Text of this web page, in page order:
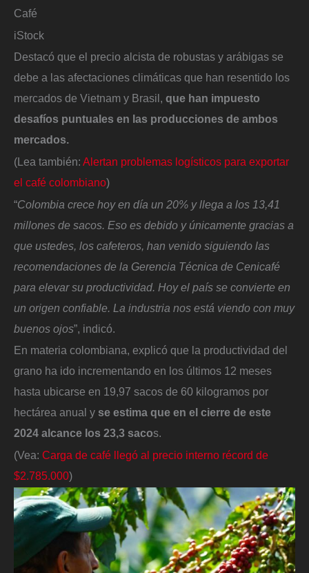
Café
iStock
Destacó que el precio alcista de robustas y arábigas se
debe a las afectaciones climáticas que han resentido los
mercados de Vietnam y Brasil, que han impuesto
desafíos puntuales en las producciones de ambos
mercados.
(Lea también: Alertan problemas logísticos para exportar
el café colombiano)
“Colombia crece hoy en día un 20% y llega a los 13,41
millones de sacos. Eso es debido y únicamente gracias a
que ustedes, los cafeteros, han venido siguiendo las
recomendaciones de la Gerencia Técnica de Cenicafé
para elevar su productividad. Hoy el país se convierte en
un origen confiable. La industria nos está viendo con muy
buenos ojos”, indicó.
En materia colombiana, explicó que la productividad del
grano ha ido incrementando en los últimos 12 meses
hasta ubicarse en 19,97 sacos de 60 kilogramos por
hectárea anual y se estima que en el cierre de este
2024 alcance los 23,3 sacos.
(Vea: Carga de café llegó al precio interno récord de
$2.785.000)